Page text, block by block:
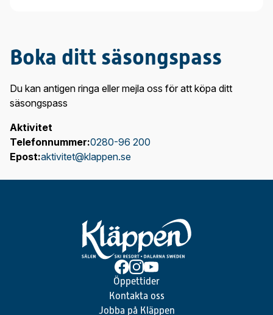
Boka ditt säsongspass
Du kan antigen ringa eller mejla oss för att köpa ditt
säsongspass
Aktivitet
Telefonnummer:0280-96 200
Epost:aktivitet@klappen.se
Öppettider
Kontakta oss
Jobba på Kläppen